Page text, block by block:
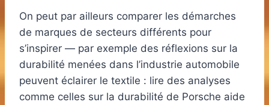
On peut par ailleurs comparer les démarches
de marques de secteurs différents pour
s’inspirer — par exemple des réflexions sur la
durabilité menées dans l’industrie automobile
peuvent éclairer le textile : lire des analyses
comme celles sur la durabilité de Porsche aide